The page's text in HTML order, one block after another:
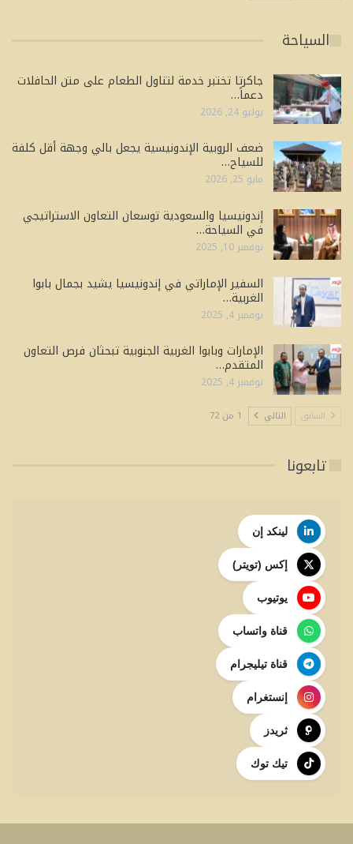
السياحة
جاكرتا تختبر خدمة لتناول الطعام على متن الحافلات
دعماً…
يوليو 24, 2026
ضعف الروبية الإندونيسية يجعل بالي وجهة أقل كلفة
للسياح…
مايو 25, 2026
إندونيسيا والسعودية توسعان التعاون الاستراتيجي
في السياحة…
نوفمبر 10, 2025
السفير الإماراتي في إندونيسيا يشيد بجمال بابوا
الغربية…
نوفمبر 4, 2025
الإمارات وبابوا الغربية الجنوبية تبحثان فرص التعاون
المتقدم…
نوفمبر 4, 2025
السابق التالي 1 من 72
تابعونا
لينكد إن
إكس (تويتر)
يوتيوب
قناة واتساب
قناة تيليجرام
إنستغرام
ثريدز
تيك توك